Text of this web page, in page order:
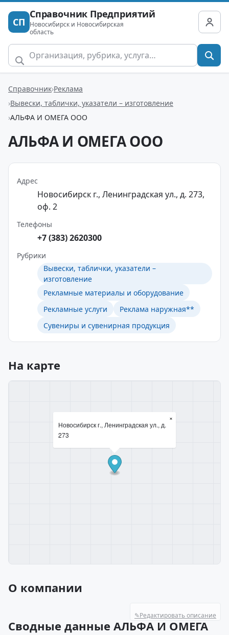
СП
Справочник Предприятий
Новосибирск и Новосибирская
область
Справочник Реклама
Вывески, таблички, указатели – изготовление
АЛЬФА И ОМЕГА ООО
АЛЬФА И ОМЕГА ООО
Адрес
Новосибирск г., Ленинградская ул., д. 273,
оф. 2
Телефоны
+7 (383) 2620300
Рубрики
Вывески, таблички, указатели –
изготовление
Рекламные материалы и оборудование
Рекламные услуги
Реклама наружная**
Сувениры и сувенирная продукция
На карте
Новосибирск г., Ленинградская ул., д.
273
×
О компании
✎Редактировать описание
Сводные данные АЛЬФА И ОМЕГА